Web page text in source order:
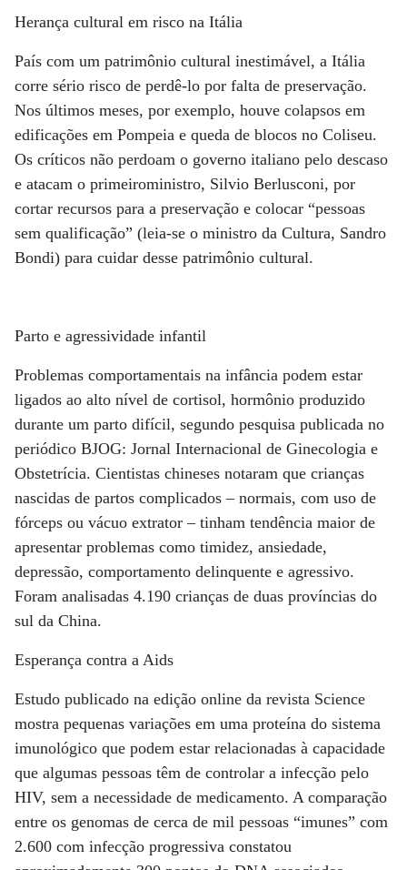
Herança cultural em risco na Itália
País com um patrimônio cultural inestimável, a Itália
corre sério risco de perdê-lo por falta de preservação.
Nos últimos meses, por exemplo, houve colapsos em
edificações em Pompeia e queda de blocos no Coliseu.
Os críticos não perdoam o governo italiano pelo descaso
e atacam o primeiroministro, Silvio Berlusconi, por
cortar recursos para a preservação e colocar “pessoas
sem qualificação” (leia-se o ministro da Cultura, Sandro
Bondi) para cuidar desse patrimônio cultural.
Parto e agressividade infantil
Problemas comportamentais na infância podem estar
ligados ao alto nível de cortisol, hormônio produzido
durante um parto difícil, segundo pesquisa publicada no
periódico BJOG: Jornal Internacional de Ginecologia e
Obstetrícia. Cientistas chineses notaram que crianças
nascidas de partos complicados – normais, com uso de
fórceps ou vácuo extrator – tinham tendência maior de
apresentar problemas como timidez, ansiedade,
depressão, comportamento delinquente e agressivo.
Foram analisadas 4.190 crianças de duas províncias do
sul da China.
Esperança contra a Aids
Estudo publicado na edição online da revista Science
mostra pequenas variações em uma proteína do sistema
imunológico que podem estar relacionadas à capacidade
que algumas pessoas têm de controlar a infecção pelo
HIV, sem a necessidade de medicamento. A comparação
entre os genomas de cerca de mil pessoas “imunes” com
2.600 com infecção progressiva constatou